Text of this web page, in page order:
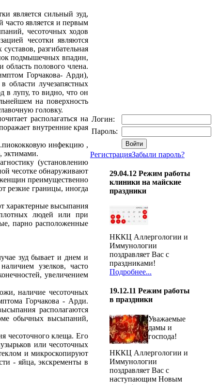
является сильный зуд,
часто является и первым
чесоточных ходов
чесотки являются
разгибательная
подмышечных впадин,
область полового члена.
Горчакова- Арди),
области лучезапястных
в лупу, то видно, что он
на поверхность
головку.
располагаться на
внутренние края
.пиококковую инфекцию ,
эктимами.
(установлению
чесотке обнаруживают
преимущественно
резкие границы, иногда
характерные высыпания
людей или при
парно расположенные
зуд бывает и днем и
узелков, часто
увеличением
наличие чесоточных
Горчакова - Арди.
располагаются
обычных высыпаний,
чесоточного клеща. Его
или чесоточных
и микроскопируют
- яйца, экскременты в
Логин:
Пароль:
РегистрацияЗабыли пароль?
29.04.12 Режим работы
клиники на майские
праздники
НККЦ Аллергологии и
Иммунологии
поздравляет Вас с
праздниками!
Подробнее...
19.12.11 Режим работы
в праздники
Уважаемые
дамы и
господа!
НККЦ Аллергологии и
Иммунологии
поздравляет Вас с
наступающим Новым